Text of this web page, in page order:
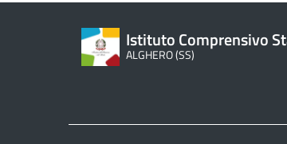
Istituto Comprensivo
ALGHERO (SS)